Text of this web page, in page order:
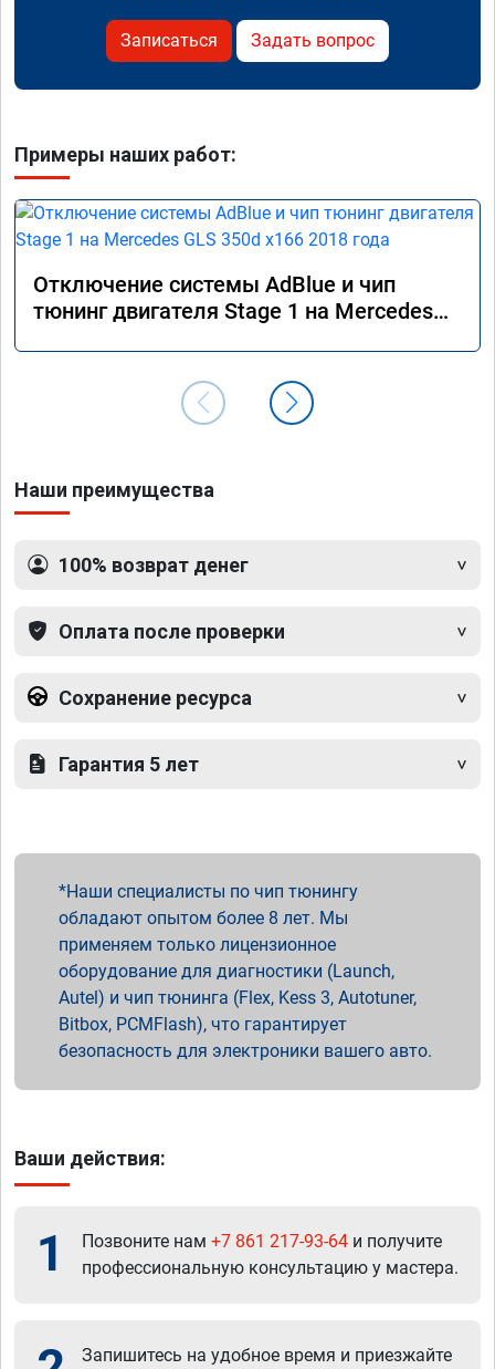
Записаться Задать вопрос
Примеры наших работ:
Отключение системы AdBlue и чип
тюнинг двигателя Stage 1 на Mercedes
Наши преимущества
100% возврат денег
Оплата после проверки
Сохранение ресурса
Гарантия 5 лет
Наши специалисты по чип тюнингу
обладают опытом более 8 лет. Мы
применяем только лицензионное
оборудование для диагностики (Launch,
Autel) и чип тюнинга (Flex, Kess 3, Autotuner,
Bitbox, PCMFlash), что гарантирует
безопасность для электроники вашего авто.
Ваши действия:
1 Позвоните нам +7 861 217-93-64 и получите
профессиональную консультацию у мастера.
Запишитесь на удобное время и приезжайте